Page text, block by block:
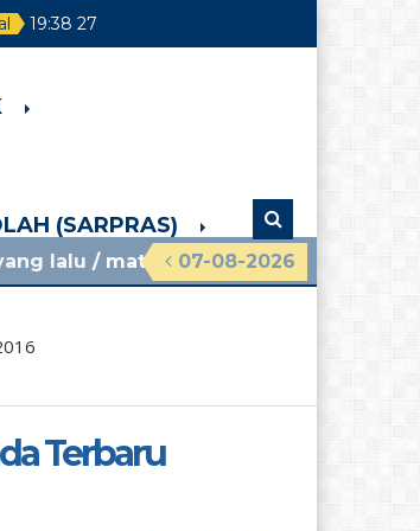
19:38 28
(SARPRAS)
07-08-2026
sosialisasi mpls ramah 2026 smpn
Terbaru